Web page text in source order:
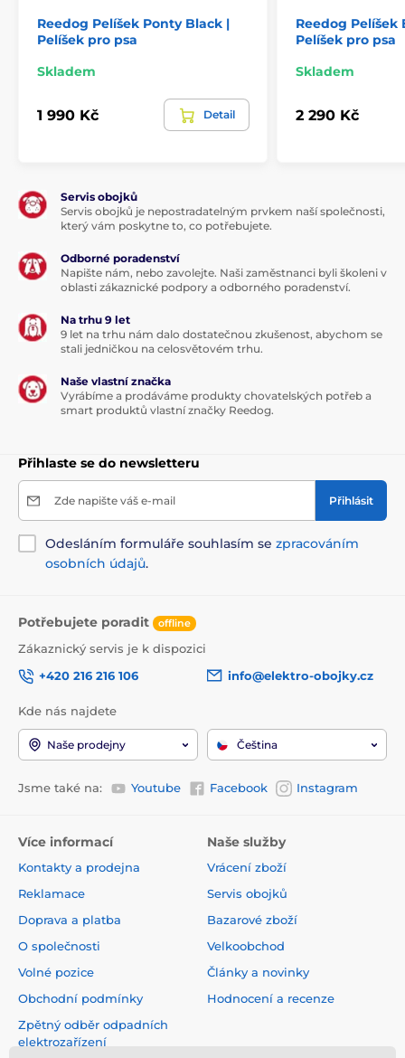
Reedog Pelíšek Ponty Black |
Pelíšek pro psa
Skladem
1 990 Kč Detail
Reedog Pelíšek
Pelíšek pro psa
Skladem
2 290 Kč
Servis obojků
Servis obojků je nepostradatelným prvkem naší společnosti,
který vám poskytne to, co potřebujete.
Odborné poradenství
Napište nám, nebo zavolejte. Naši zaměstnanci byli školeni v
oblasti zákaznické podpory a odborného poradenství.
Na trhu 9 let
9 let na trhu nám dalo dostatečnou zkušenost, abychom se
stali jedničkou na celosvětovém trhu.
Naše vlastní značka
Vyrábíme a prodáváme produkty chovatelských potřeb a
smart produktů vlastní značky Reedog.
Přihlaste se do newsletteru
Zde napište váš e-mail Přihlásit
Odesláním formuláře souhlasím se zpracováním
osobních údajů.
Potřebujete poradit offline
Zákaznický servis je k dispozici
+420 216 216 106
info@elektro-obojky.cz
Kde nás najdete
Naše prodejny Čeština
Jsme také na: Youtube Facebook Instagram
Více informací
Kontakty a prodejna
Reklamace
Doprava a platba
O společnosti
Volné pozice
Obchodní podmínky
Zpětný odběr odpadních
elektrozařízení
Naše služby
Vrácení zboží
Servis obojků
Bazarové zboží
Velkoobchod
Články a novinky
Hodnocení a recenze